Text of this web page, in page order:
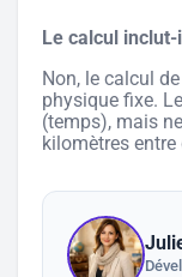
Le calcul
Non, le calcul
physique fixe.
(temps), mais
kilomètres entre